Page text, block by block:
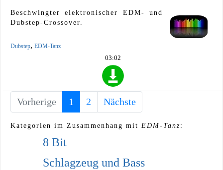
Beschwingter elektronischer EDM- und
Dubstep-Crossover.
Dubstep, EDM-Tanz
03:02
Vorherige 1 (current)
2 Nächste
Kategorien im Zusammenhang mit EDM-Tanz:
8 Bit
Schlagzeug und Bass